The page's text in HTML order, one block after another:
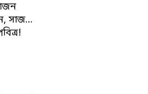
সাজ…